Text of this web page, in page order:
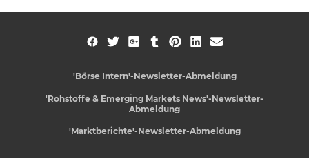
'Börse Intern'-Newsletter-Abmeldung
'Rohstoffe & Emerging Markets News'-Newsletter-
Abmeldung
'Marktberichte'-Newsletter-Abmeldung